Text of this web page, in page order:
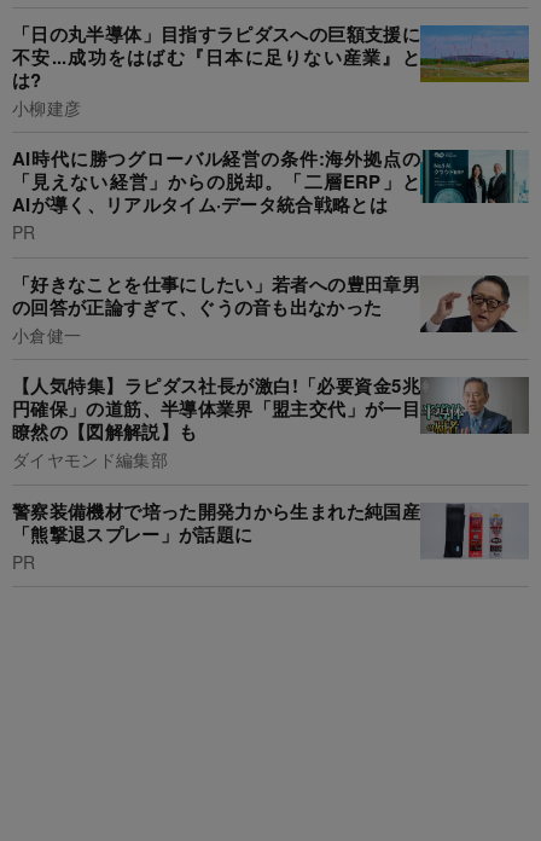
「日の丸半導体」目指すラピダスへの巨額支援に
不安...成功をはばむ『日本に足りない産業』と
は?
小柳建彦
AI時代に勝つグローバル経営の条件:海外拠点の
「見えない経営」からの脱却。「二層ERP」と
AIが導く、リアルタイム·データ統合戦略とは
PR
「好きなことを仕事にしたい」若者への豊田章男
の回答が正論すぎて、ぐうの音も出なかった
小倉健一
【人気特集】ラピダス社長が激白!「必要資金5兆
円確保」の道筋、半導体業界「盟主交代」が一目
瞭然の【図解解説】も
ダイヤモンド編集部
警察装備機材で培った開発力から生まれた純国産
「熊撃退スプレー」が話題に
PR